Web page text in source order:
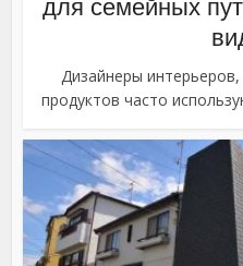
для семейных
Дизайнеры
продуктов часто